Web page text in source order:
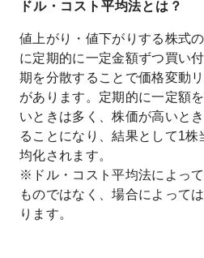
ドル・コスト平均法とは？
値上がり・値下がりする株式
に定期的に一定金額ずつ買い
期を分散することで価格変動
があります。定期的に一定額
いときは多く、株価が高いと
ることになり、結果として1
均化されます。
※ドル・コスト平均法によっ
ものではなく、場合によって
ります。